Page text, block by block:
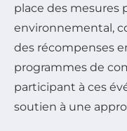
place des mesures
environnemental,
des récompenses
programmes de
participant à ces
soutien à une